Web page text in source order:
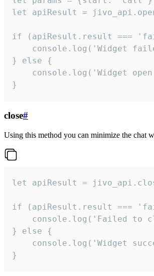
let apiResult =
if (apiResult.result ===
console.log('Widget
} else {
console.log('Widget
}
close#
Using this method you can minimize the chat
let apiResult =
if (apiResult.result ===
console.log('Failed to
} else {
console.log('Widget
}